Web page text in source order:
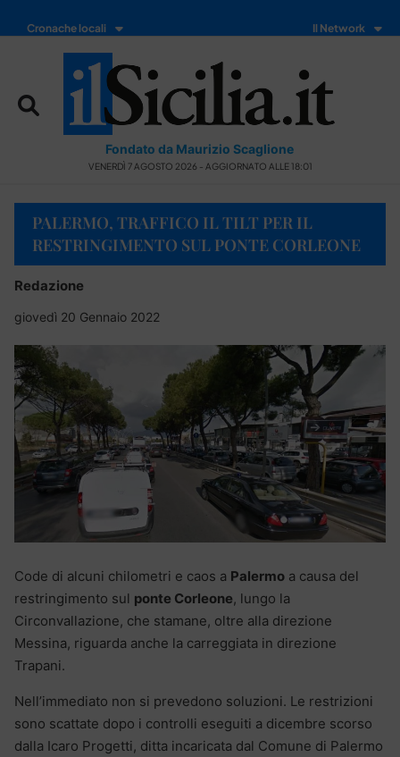
Cronache locali Il Network
Fondato da Maurizio Scaglione
VENERDÌ 7 AGOSTO 2026 - AGGIORNATO ALLE 18:01
PALERMO, TRAFFICO IL TILT PER IL
RESTRINGIMENTO SUL PONTE CORLEONE
Redazione
giovedì 20 Gennaio 2022
Code di alcuni chilometri e caos a Palermo a causa del
restringimento sul ponte Corleone, lungo la
Circonvallazione, che stamane, oltre alla direzione
Messina, riguarda anche la carreggiata in direzione
Trapani.
Nell’immediato non si prevedono soluzioni. Le restrizioni
sono scattate dopo i controlli eseguiti a dicembre scorso
dalla Icaro Progetti, ditta incaricata dal Comune di Palermo